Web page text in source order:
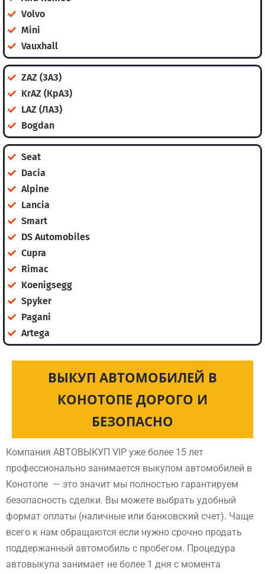
Volvo
Mini
Vauxhall
ZAZ (ЗАЗ)
KrAZ (КрАЗ)
LAZ (ЛАЗ)
Bogdan
Seat
Dacia
Alpine
Lancia
Smart
DS Automobiles
Cupra
Rimac
Koenigsegg
Spyker
Pagani
Artega
ВЫКУП АВТОМОБИЛЕЙ В
КОНОТОПЕ ДОРОГО И
БЕЗОПАСНО
Компания АВТОВЫКУП VIP уже более 15 лет
профессионально занимается выкупом автомобилей в
Конотопе — это значит мы полностью гарантируем
безопасность сделки. Вы можете выбрать удобный
формат оплаты (наличные или банковский счет). Чаще
всего к нам обращаются если нужно срочно продать
поддержанный автомобиль с пробегом. Процедура
автовыкупа занимает не более 1 дня с момента